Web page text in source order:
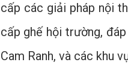
cấp các giải pháp nội
cấp ghế hội trường,
Cam Ranh, và các khu